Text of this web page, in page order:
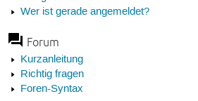
Wer ist gerade angemeldet?
Forum
Kurzanleitung
Richtig fragen
Foren-Syntax